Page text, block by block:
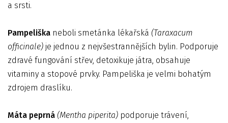
a srsti.
Pampeliška neboli smetánka lékařská (Taraxacum
officinale) je jednou z nejvšestrannějších bylin. Podporuje
zdravé fungování střev, detoxikuje játra, obsahuje
vitaminy a stopové prvky. Pampeliška je velmi bohatým
zdrojem draslíku.
Máta peprná (Mentha piperita) podporuje trávení,